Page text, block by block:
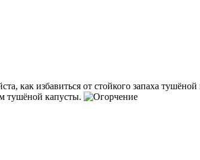
как избавиться от стойкого запаха
тушёной капусты.